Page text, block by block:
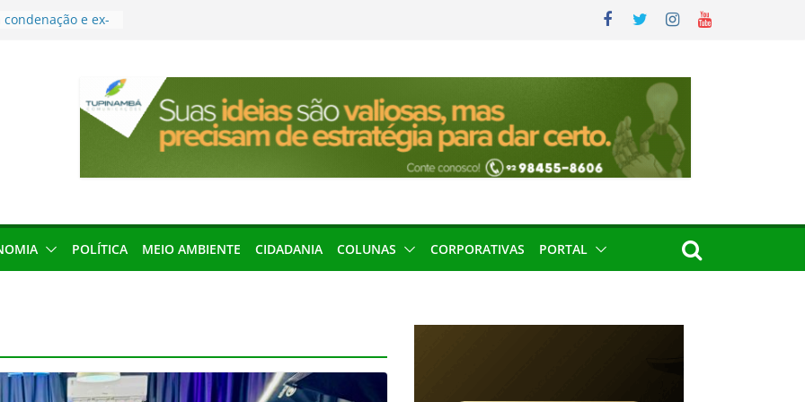
e ex-
podem barrar
de 2026 no
Amazônia
em São
discurso de
defesa do
públicaPOLÍTICA MEIO AMBIENTE CIDADANIA COLUNAS CORPORATIVAS PORTAL